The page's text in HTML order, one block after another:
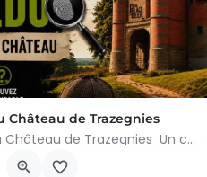
Château de Trazegnies
Balade Cluedo au Château de Trazegnies Un crime a été commis au Château de Trazegnies… À vous de résoudre…
Courcelles